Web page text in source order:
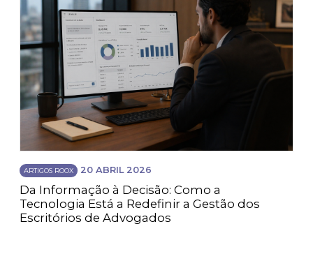
ARTIGOS ROOX 20 ABRIL 2026
Da Informação à Decisão: Como a
Tecnologia Está a Redefinir a Gestão dos
Escritórios de Advogados